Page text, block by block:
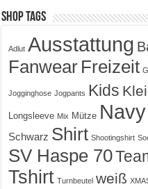
Shop Tags
Adlut Ausstattung
Fanwear Freizeit
Jogginghose Jogpants Kids
Longsleeve Mix Mütze Navy
Schwarz Shirt Shootingshirt
SV Haspe 70
Tshirt Turnbeutel weiß